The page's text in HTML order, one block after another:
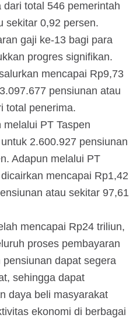
total 546 pemerintah
sekitar 0,92 persen.
gaji ke-13 bagi para
progres signifikan.
mencapai Rp9,73
pensiunan atau
total penerima.
PT Taspen
2.600.927 pensiunan
Adapun melalui PT
mencapai Rp1,42
atau sekitar 97,61
mencapai Rp24 triliun,
proses pembayaran
dapat segera
sehingga dapat
daya beli masyarakat
ekonomi di berbagai